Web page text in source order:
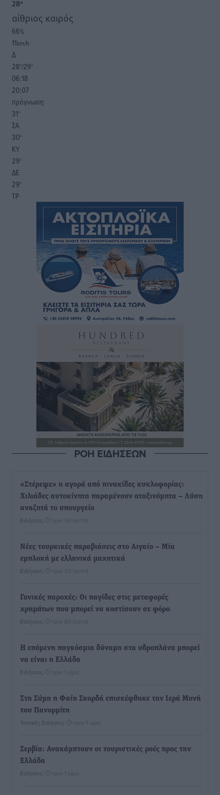
28°
αίθριος καιρός
66%
11km/h
Δ
28°/29°
06:18
20:07
πρόγνωση:
31°
ΣΑ
30°
ΚΥ
29°
ΔΕ
29°
ΤΡ
ΡΟΗ ΕΙΔΗΣΕΩΝ
«Στέρεψε» η αγορά από πινακίδες κυκλοφορίας:
Χιλιάδες αυτοκίνητα παραμένουν αταξινόμητα – Λύση
αναζητά το υπουργείο
Ειδήσεις πριν 50 λεπτά
Νέες τουρκικές παραβιάσεις στο Αιγαίο – Μία
εμπλοκή με ελληνικά μαχητικά
Ειδήσεις πριν 55 λεπτά
Γονικές παροχές: Οι παγίδες στις μεταφορές
χρημάτων που μπορεί να κοστίσουν σε φόρο
Ειδήσεις πριν 60 λεπτά
Η επόμενη παγκόσμια δύναμη στα υδροπλάνα μπορεί
να είναι η Ελλάδα
Ειδήσεις πριν 1 ώρα
Στη Σύμη η Φαίη Σκορδά επισκέφθηκε την Ιερά Μονή
του Πανορμίτη
Τοπικές Ειδήσεις πριν 1 ώρα
Σερβία: Ανακάμπτουν οι τουριστικές ροές προς την
Ελλάδα
Ειδήσεις πριν 1 ώρα